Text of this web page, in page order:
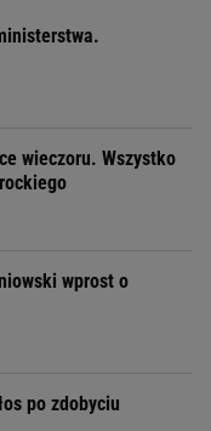
wieczoru. Wszystko
wprost o
po zdobyciu